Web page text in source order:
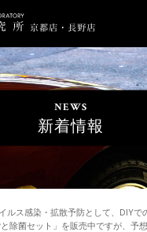
NEWS
新着情報
ルス感染・拡散予防として、DIYで
除菌セット」を販売中ですが、予